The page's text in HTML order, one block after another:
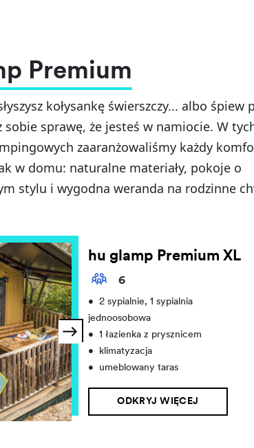
Premium
kołysankę świerszczy... albo śpiew
sobie sprawę, że jesteś w namiocie. W
zaaranżowaliśmy każdy
w domu: naturalne materiały, pokoje o
stylu i wygodna weranda na rodzinne
hu glamp Premium XL
6
•
2 sypialnie, 1 sypialnia
jednoosobowa
•
1 łazienka z prysznicem
•
klimatyzacja
•
umeblowany taras
ODKRYJ WIĘCEJ